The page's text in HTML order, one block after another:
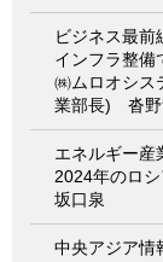
ビジネス最前
インフラ整備
㈱ムロオシ
業部長) 沓野
エネルギー産
2024年のロ
坂口泉
中央アジア情